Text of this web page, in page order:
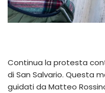
Continua la protesta
di San Salvario. Questa
guidati da Matteo